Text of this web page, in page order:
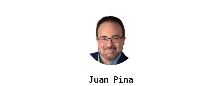
Juan Pina